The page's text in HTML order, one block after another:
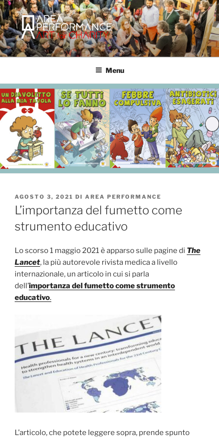
Salta
al
contenuto
AREA PERFORMANCE
Sito ufficiale della Onlus Area Performance.
Menu
PUBBLICATO
IL
AGOSTO 3, 2021 DI AREA PERFORMANCE
L’importanza del fumetto come
strumento educativo
Lo scorso 1 maggio 2021 è apparso sulle pagine di The
Lancet, la più autorevole rivista medica a livello
internazionale, un articolo in cui si parla
dell’importanza del fumetto come strumento
educativo.
L’articolo, che potete leggere sopra, prende spunto